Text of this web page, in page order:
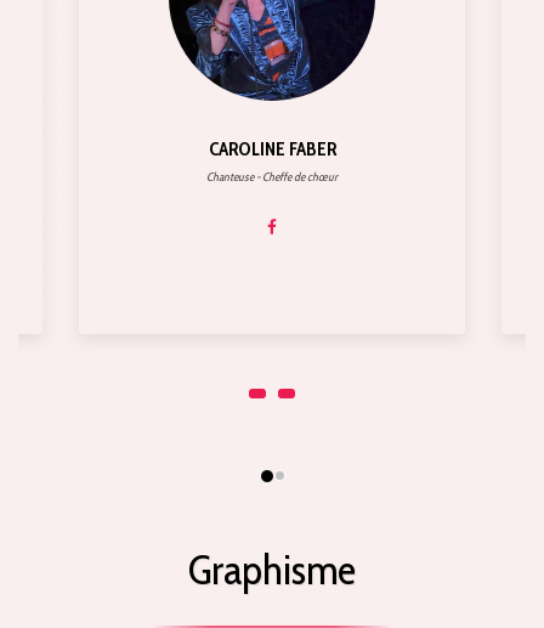
CAROLINE FABER
Chanteuse - Cheffe de chœur
Graphisme